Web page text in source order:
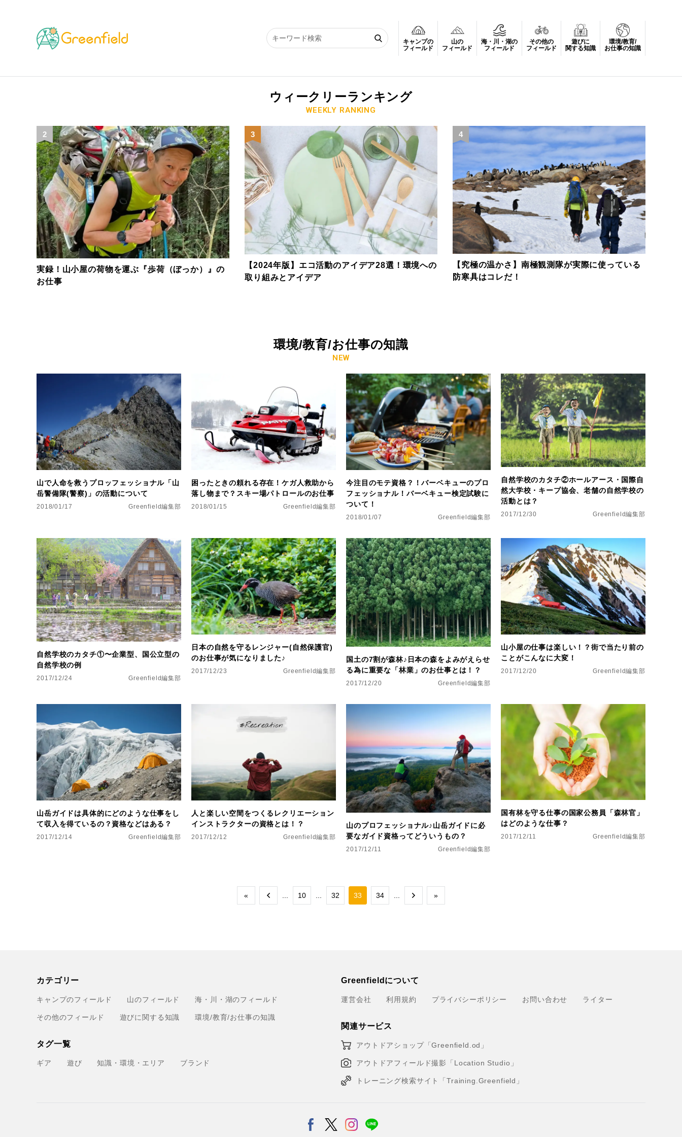
キャンプの
フィールド
山の
フィールド
海・川・湖の
フィールド
その他の
フィールド
遊びに
関する知識
環境/教育/
お仕事の知識
TOP カテゴリー 環境/教育/お仕事の知識
ウィークリーランキング
WEEKLY RANKING
2
実録！山小屋の荷物を運ぶ『歩荷（ぼっか）』の
お仕事
3
【2024年版】エコ活動のアイデア28選！環境への
取り組みとアイデア
4
【究極の温かさ】南極観測隊が実際に使っている
防寒具はコレだ！
環境/教育/お仕事の知識
NEW
山で人命を救うプロッフェッショナル「山
岳警備隊(警察)」の活動について
2018/01/17 Greenfield編集部
困ったときの頼れる存在！ケガ人救助から
落し物まで？スキー場パトロールのお仕事
2018/01/15 Greenfield編集部
今注目のモテ資格？！バーベキューのプロ
フェッショナル！バーベキュー検定試験に
ついて！
2018/01/07 Greenfield編集部
自然学校のカタチ②ホールアース・国際自
然大学校・キープ協会、老舗の自然学校の
活動とは？
2017/12/30 Greenfield編集部
自然学校のカタチ①〜企業型、国公立型の
自然学校の例
2017/12/24 Greenfield編集部
日本の自然を守るレンジャー(自然保護官)
のお仕事が気になりました♪
2017/12/23 Greenfield編集部
国土の7割が森林♪日本の森をよみがえらせ
る為に重要な「林業」のお仕事とは！？
2017/12/20 Greenfield編集部
山小屋の仕事は楽しい！？街で当たり前の
ことがこんなに大変！
2017/12/20 Greenfield編集部
山岳ガイドは具体的にどのような仕事をし
て収入を得ているの？資格などはある？
2017/12/14 Greenfield編集部
人と楽しい空間をつくるレクリエーション
インストラクターの資格とは！？
2017/12/12 Greenfield編集部
山のプロフェッショナル♪山岳ガイドに必
要なガイド資格ってどういうもの？
2017/12/11 Greenfield編集部
国有林を守る仕事の国家公務員「森林官」
はどのような仕事？
2017/12/11 Greenfield編集部
« 10 32 33 34 »
カテゴリー
キャンプのフィールド 山のフィールド 海・川・湖のフィールド
その他のフィールド 遊びに関する知識 環境/教育/お仕事の知識
タグ一覧
ギア 遊び 知識・環境・エリア ブランド
Greenfieldについて
運営会社 利用規約 プライバシーポリシー お問い合わせ ライター
関連サービス
アウトドアショップ「Greenfield.od」
アウトドアフィールド撮影「Location Studio」
トレーニング検索サイト「Training.Greenfield」